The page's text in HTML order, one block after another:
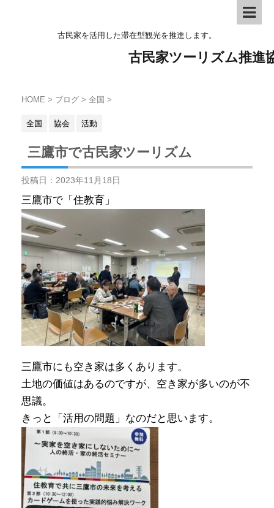
古民家を活用した滞在型観光を推進します。
古民家ツーリズム推進
HOME > ブログ > 全国 >
全国 協会 活動
三鷹市で古民家ツーリズム
投稿日： 2023年11月18日
三鷹市で「住教育」
三鷹市にも空き家は多くあります。
土地の価値はあるのですが、空き家が多いのが不
思議。
きっと「活用の問題」なのだと思います。